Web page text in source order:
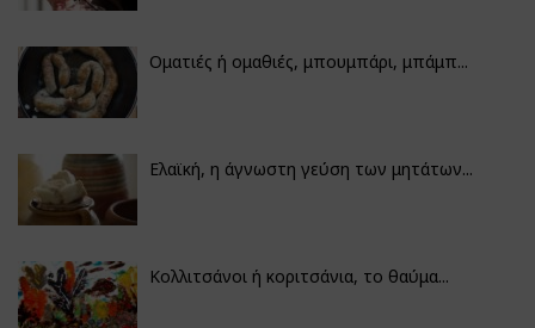
Οματιές ή ομαθιές, μπουμπάρι, μπάμπ...
Ελαϊκή, η άγνωστη γεύση των μητάτων...
Κολλιτσάνοι ή κοριτσάνια, το θαύμα...